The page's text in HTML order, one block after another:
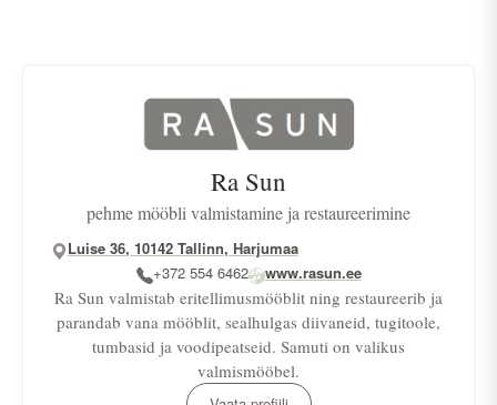
Ra Sun
pehme mööbli valmistamine ja restaureerimine
Luise 36, 10142 Tallinn, Harjumaa
+372 554 6462
www.rasun.ee
Ra Sun valmistab eritellimusmööblit ning restaureerib ja
parandab vana mööblit, sealhulgas diivaneid, tugitoole,
tumbasid ja voodipeatseid. Samuti on valikus
valmismööbel.